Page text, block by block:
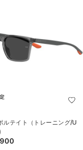
ルテイト（トレーニング/U